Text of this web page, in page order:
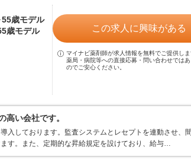
55歳モデル
歳モデル
この求人に興味がある
マイナビ薬剤師が求人情報を無料でご提供しま
薬局・病院等への直接応募・問い合わせでは
のでご安心ください。
い会社です。
入しております。監査システムとレセプトを連動させ、
す。また、定期的な昇給規定を設けており、給与…